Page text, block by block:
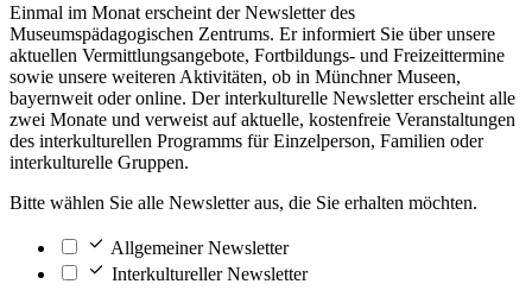
Einmal im Monat erscheint der Newsletter des
Museumspädagogischen Zentrums. Er informiert Sie über unsere
aktuellen Vermittlungsangebote, Fortbildungs- und Freizeittermine
sowie unsere weiteren Aktivitäten, ob in Münchner Museen,
bayernweit oder online. Der interkulturelle Newsletter erscheint alle
zwei Monate und verweist auf aktuelle, kostenfreie Veranstaltungen
des interkulturellen Programms für Einzelperson, Familien oder
interkulturelle Gruppen.
Bitte wählen Sie alle Newsletter aus, die Sie erhalten möchten.
Allgemeiner Newsletter
Interkultureller Newsletter